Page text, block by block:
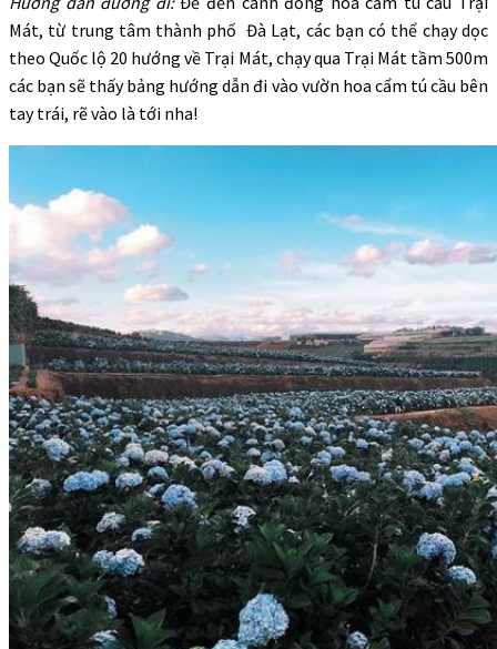
Mát, từ trung tâm thành phố Đà Lạt, các bạn có thể chạy dọc
theo Quốc lộ 20 hướng về Trại Mát, chạy qua Trại Mát tầm 500m
các bạn sẽ thấy bảng hướng dẫn đi vào vườn hoa cẩm tú cầu bên
tay trái, rẽ vào là tới nha!